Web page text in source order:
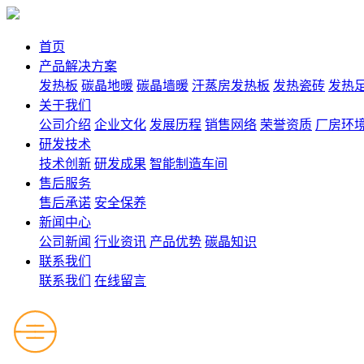
首页
产品解决方案
发热板 碳晶地暖 碳晶墙暖 汗蒸房发热板 发热瓷砖 发热
关于我们
公司介绍 企业文化 发展历程 销售网络 荣誉资质 厂房环
研发技术
技术创新 研发成果 智能制造车间
售后服务
售后承诺 安全保养
新闻中心
公司新闻 行业资讯 产品优势 碳晶知识
联系我们
联系我们
在线留言